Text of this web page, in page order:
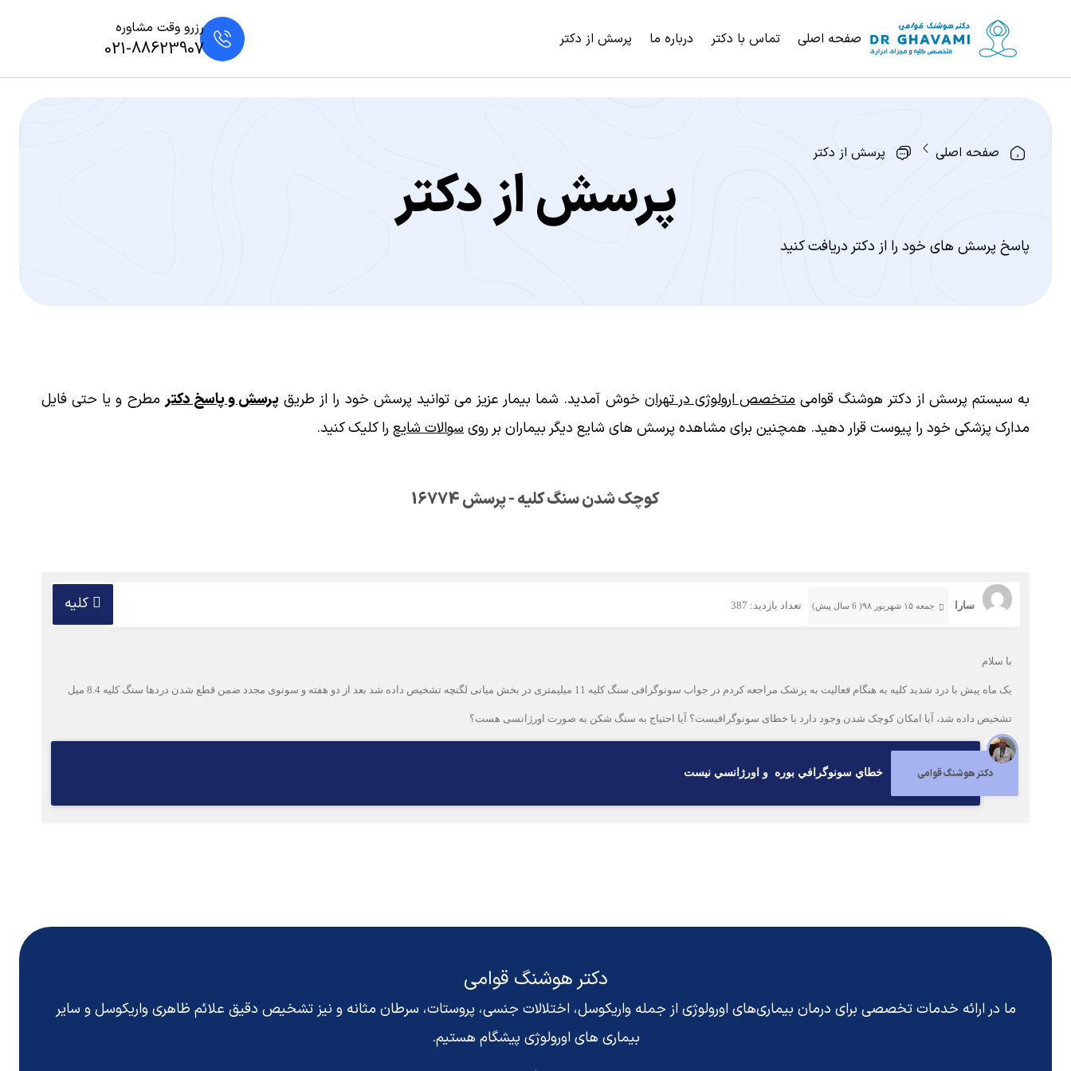
صفحه اصلی تماس با دکتر درباره ما پرسش از دکتر
رزرو وقت مشاوره
021-88623907
صفحه اصلی پرسش از دکتر
پرسش از دکتر
پاسخ پرسش های خود را از دکتر دریافت کنید
به سیستم پرسش از دکتر هوشنگ قوامیمتخصص ارولوژی در تهران خوش آمدید. شما بیمار عزیز می توانید پرسش خود را از طریق پرسش و پاسخ دکتر مطرح و یا حتی فایل
مدارک پزشکی خود را پیوست قرار دهید. همچنین برای مشاهده پرسش های شایع دیگر بیماران بر رویسوالات شایع را کلیک کنید.
کوچک شدن سنگ کلیه - پرسش 16774
سارا جمعه ۱۵ شهریور ۹۸( 6 سال پیش) تعداد بازدید: 387 کلیه
با سلام
یک ماه پیش با درد شدید کلیه به هنگام فعالیت به پزشک مراجعه کردم در جواب سونوگرافی سنگ کلیه 11 میلیمتری در بخش میانی لگنچه تشخیص داده شد بعد از دو هفته و سونوی مجدد ضمن قطع شدن دردها سنگ کلیه 8.4 میل
تشخیص داده شد، آیا امکان کوچک شدن وجود دارد یا خطای سونوگرافیست؟ آیا احتیاج به سنگ شکن به صورت اورژانسی هست؟
دکتر هوشنگ قوامی خطاي سونوگرافي بوره و اورژانسي نيست
دکتر هوشنگ قوامی
ما در ارائه خدمات تخصصی برای درمان بیماری‌های اورولوژی از جمله واریکوسل، اختلالات جنسی، پروستات، سرطان مثانه و نیز تشخیص دقیق علائم ظاهری واریکوسلو سایر
بیماری های اورولوژی پیشگام هستیم.